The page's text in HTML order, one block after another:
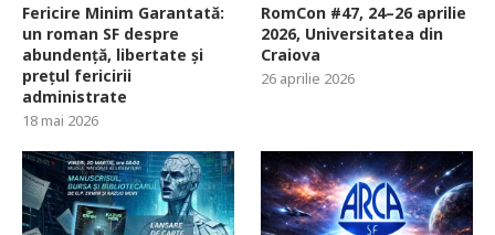
Fericire Minim Garantată:
un roman SF despre
abundență, libertate și
prețul fericirii
administrate
18 mai 2026
RomCon #47, 24–26 aprilie
2026, Universitatea din
Craiova
26 aprilie 2026